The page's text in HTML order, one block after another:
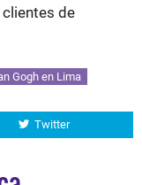
clientes de
Gogh en Lima
Twitter